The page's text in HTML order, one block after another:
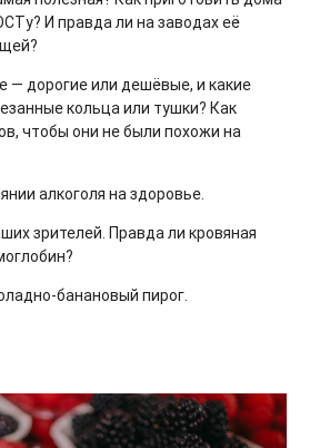
И правда ли на заводах её
— дорогие или дешёвые, и какие
кольца или тушки? Как
чтобы они не были похожи на
алкоголя на здоровье.
зрителей. Правда ли кровяная
банановый пирог.